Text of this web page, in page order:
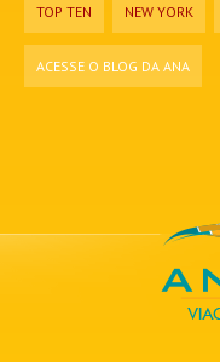
TOP TEN NEW YORK
ACESSE O BLOG DA ANA